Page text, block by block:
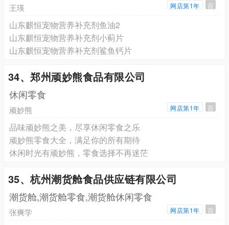
王瑛 网店第1年 百
山东麒恒宠物营养补充剂鱼油2
山东麒恒宠物营养补充剂小蓟片
山东麒恒宠物营养补充剂鲨鱼钙片
34、郑州顽妙熊食品有限公司
休闲零食
顽妙熊 网店第1年 百
品味顽妙熊之美，尽享休闲零食之乐
顽妙熊零食大全，满足你的所有期待
休闲时光有顽妙熊，零食选择不再迷茫
35、杭州潮货舱食品供应链有限公司
潮货舱,潮货舱零食,潮货舱休闲零食
张爽学 网店第1年 百